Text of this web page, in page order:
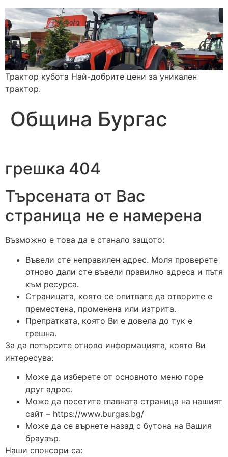
Трактор кубота Най-добрите цени за уникален
трактор.
Община Бургас
грешка 404
Търсената от Вас
страница не е намерена
Възможно е това да е станало защото:
Въвели сте неправилен адрес. Моля проверете
отново дали сте въвели правилно адреса и пътя
към ресурса.
Страницата, която се опитвате да отворите е
преместена, променена или изтрита.
Препратката, която Ви е довела до тук е
грешна.
За да потърсите отново информацията, която Ви
интересува:
Може да изберете от основното меню горе
друг адрес.
Може да посетите главната страница на нашият
сайт – https://www.burgas.bg/
Може да се върнете назад с бутона на Вашия
браузър.
Наши спонсори са: